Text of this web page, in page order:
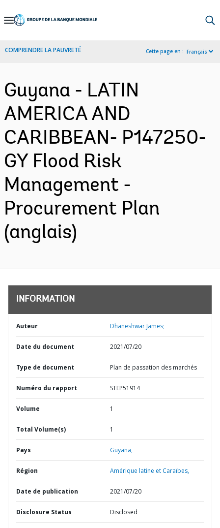
Skip
Navigation
COMPRENDRE LA PAUVRETÉ Cette page en : Français
Guyana - LATIN
AMERICA AND
CARIBBEAN- P147250-
GY Flood Risk
Management -
Procurement Plan
(anglais)
INFORMATION
Auteur Dhaneshwar James;
Date du document 2021/07/20
Type de document Plan de passation des marchés
Numéro du rapport STEP51914
Volume 1
Total Volume(s) 1
Pays Guyana,
Région Amérique latine et Caraïbes,
Date de publication 2021/07/20
Disclosure Status Disclosed